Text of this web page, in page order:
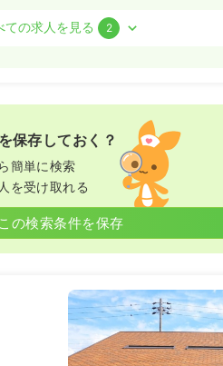
気になる
ての求人を見る 2
保存しておく？
簡単に検索
を受け取れる
この検索条件を保存